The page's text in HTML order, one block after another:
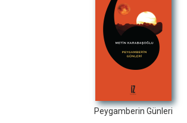
Peygamberin Günleri